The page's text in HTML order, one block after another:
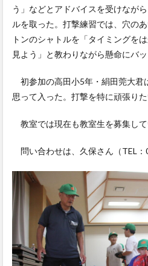
う」などとアドバイスを受けなが
ルを取った。打撃練習では、穴の
トンのシャトルを「タイミングを
見よう」と教わりながら懸命にバッ
初参加の高田小5年・絹田莞大君
思って入った。打撃を特に頑張り
教室では現在も教室生を募集して
問い合わせは、久保さん（TEL：